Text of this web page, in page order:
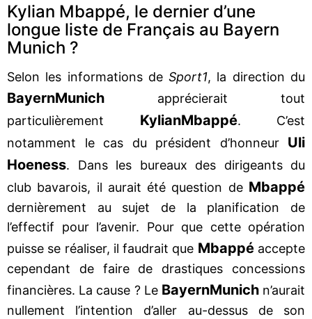
Kylian Mbappé, le dernier d’une
longue liste de Français au Bayern
Munich ?
Selon les informations deSport1, la direction du
BayernMunich apprécierait tout
particulièrement KylianMbappé. C’est
notamment le cas du président d’honneur Uli
Hoeness. Dans les bureaux des dirigeants du
club bavarois, il aurait été question de Mbappé
dernièrement au sujet de la planification de
l’effectif pour l’avenir. Pour que cette opération
puisse se réaliser, il faudrait que Mbappéaccepte
cependant de faire de drastiques concessions
financières. La cause ? Le BayernMunichn’aurait
nullement l’intention d’aller au-dessus de son